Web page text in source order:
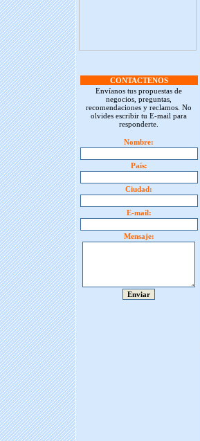
CONTACTENOS
Envíanos tus propuestas de
negocios, preguntas,
recomendaciones y reclamos. No
olvides escribir tu E-mail para
responderte.
Nombre:
País:
Ciudad:
E-mail:
Mensaje: